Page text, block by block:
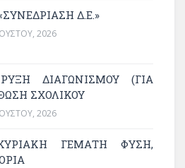
Δ.Ε.»
2026
ΔΙΑΓΩΝΙΣΜΟΥ (ΓΙΑ
ΣΧΟΛΙΚΟΎ
2026
ΓΕΜΆΤΗ ΦΎΣΗ,